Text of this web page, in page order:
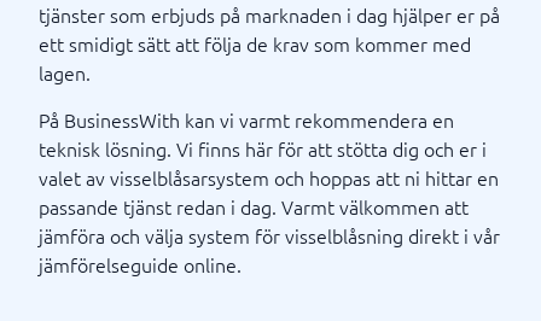
tjänster som erbjuds på marknaden i dag hjälper er på
ett smidigt sätt att följa de krav som kommer med
lagen.
På BusinessWith kan vi varmt rekommendera en
teknisk lösning. Vi finns här för att stötta dig och er i
valet av visselblåsarsystem och hoppas att ni hittar en
passande tjänst redan i dag. Varmt välkommen att
jämföra och välja system för visselblåsning direkt i vår
jämförelseguide online.